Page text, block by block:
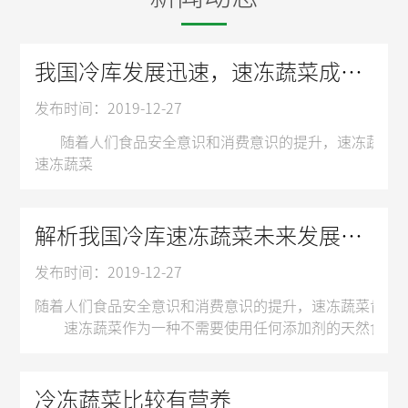
我国冷库发展迅速，速冻蔬菜成市场新方向
发布时间：2019-12-27
随着人们食品安全意识和消费意识的提升，速冻蔬菜
速冻蔬菜
近两年，生鲜电商发展十分迅猛。除了中粮我买网、顺
惊喜的是，生鲜电商的用户和速冻蔬菜的目标群体很吻
随着速冻蔬菜生产标准逐渐完善，生鲜电商的发展也
蔬菜在冻结时中心温度必须在30分钟以内，从零下1度
解析我国冷库速冻蔬菜未来发展潜力无限
发布时间：2019-12-27
随着人们食品安全意识和消费意识的提升，速冻蔬菜肯
速冻蔬菜作为一种不需要使用任何添加剂的天然食品，
惊喜的是，生鲜电商的用户和速冻蔬菜的目标群体很吻
冷冻蔬菜比较有营养